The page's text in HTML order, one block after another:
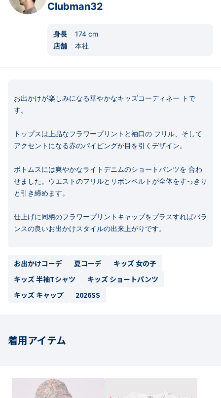
Clubman32
身長 174 cm
店舗
本社
お出かけが楽しみになる華やかなキッズコーディネー トで
す。
トップスは上品なフラワープリントと袖口の フリル、そして
アクセントになる赤のパイピングが目を引くデザイン。
ボトムスには爽やかなライトデニムのショートパンツを 合わ
せました。ウエストのフリルとリボンベルトが全体をすっきり
と引き締めます。
仕上げに同柄のフラワープリントキャップをプラスすればバラ
ンスの良いお出かけスタイルの出来上がりです。
お出かけコーデ 夏コーデ
キッズ 女の子
キッズ 半袖Tシャツ
キッズ ショートパンツ
キッズ キャップ
2026SS
着用アイテム